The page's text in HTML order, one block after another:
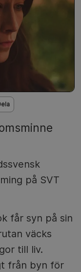
på SVT
får syn på sin
väcks
till liv.
från byn för